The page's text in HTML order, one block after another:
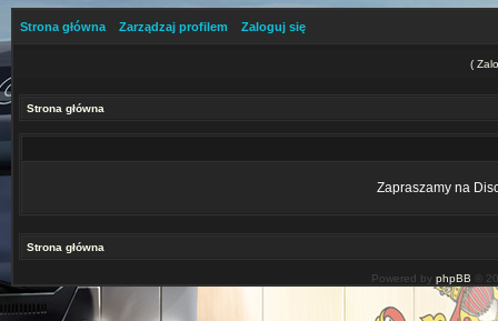
Strona główna Zarządzaj profilem Zaloguj się
(
Strona główna
Zapraszamy na
Strona główna
Powered by phpBB ©